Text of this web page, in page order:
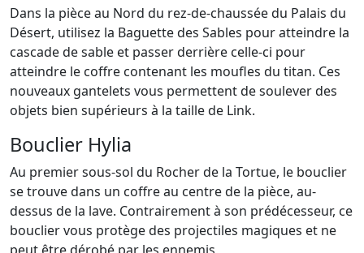
Dans la pièce au Nord du rez-de-chaussée du Palais du
Désert, utilisez la Baguette des Sables pour atteindre la
cascade de sable et passer derrière celle-ci pour
atteindre le coffre contenant les moufles du titan. Ces
nouveaux gantelets vous permettent de soulever des
objets bien supérieurs à la taille de Link.
Bouclier Hylia
Au premier sous-sol du Rocher de la Tortue, le bouclier
se trouve dans un coffre au centre de la pièce, au-
dessus de la lave. Contrairement à son prédécesseur, ce
bouclier vous protège des projectiles magiques et ne